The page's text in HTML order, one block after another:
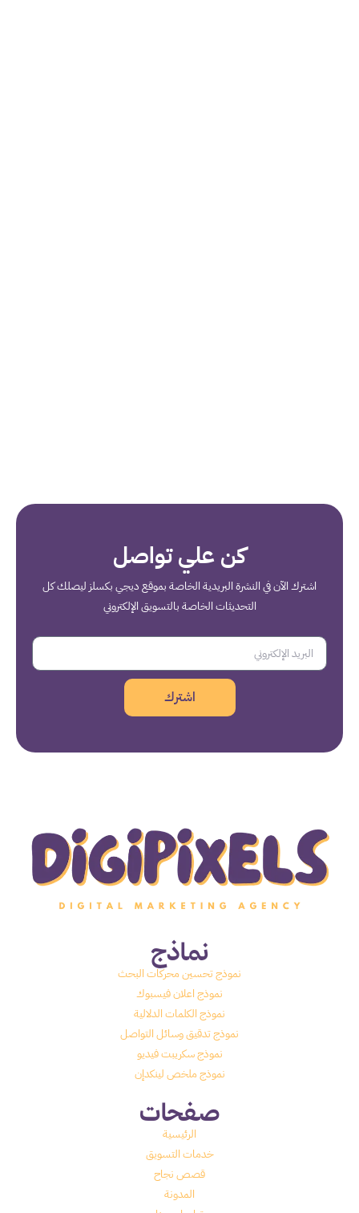
كن علي تواصل
اشترك الآن في النشرة البريدية الخاصة بموقع ديجي بكسلز ليصلك كل
التحديثات الخاصة بالتسويق الإلكتروني
اشترك
نماذج
نموذج تحسين محركات البحث
نموذج اعلان فيسبوك
نموذج الكلمات الدلالية
نموذج تدقيق وسائل التواصل
نموذج سكريبت فيديو
نموذج ملخص لينكدإن
صفحات
الرئيسية
خدمات التسويق
قصص نجاح
المدونة